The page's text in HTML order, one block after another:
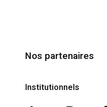
Nos partenaires
Institutionnels